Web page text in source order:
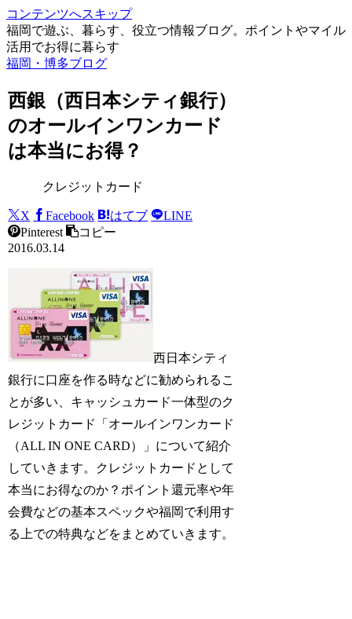
コンテンツへスキップ
福岡で遊ぶ、暮らす、役立つ情報ブログ。ポイントやマイル
活用でお得に暮らす
福岡・博多ブログ
西銀（西日本シティ銀行）
のオールインワンカード
は本当にお得？
クレジットカード
X Facebook はてブ
LINE
Pinterest
コピー
2016.03.14
西日本シティ
銀行に口座を作る時などに勧められるこ
とが多い、キャッシュカード一体型のク
レジットカード「オールインワンカード
（ALL IN ONE CARD）」について紹介
していきます。クレジットカードとして
本当にお得なのか？ポイント還元率や年
会費などの基本スペックや福岡で利用す
る上での特典などをまとめていきます。